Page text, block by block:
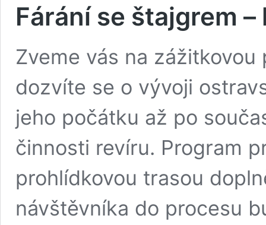
Fárání se štajgrem
Zveme vás na
dozvíte se o vývoji
jeho počátku až po
činnosti revíru. Program
prohlídkovou trasou
návštěvníka do procesu